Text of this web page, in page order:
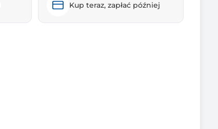
Kup teraz, zapłać później